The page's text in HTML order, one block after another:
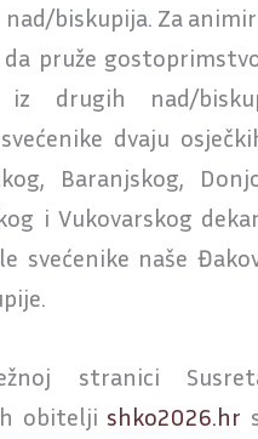
nad/biskupija. Za
pruže
iz drugih nad/
dvaju
Baranjskog,
i Vukovarskog
svećenike naše
stranici
obitelji shko2026.hr